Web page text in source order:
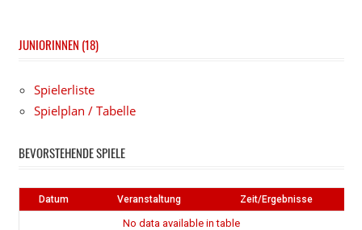
JUNIORINNEN (18)
Spielerliste
Spielplan / Tabelle
BEVORSTEHENDE SPIELE
Datum Veranstaltung Zeit/Ergebnisse
No data available in table